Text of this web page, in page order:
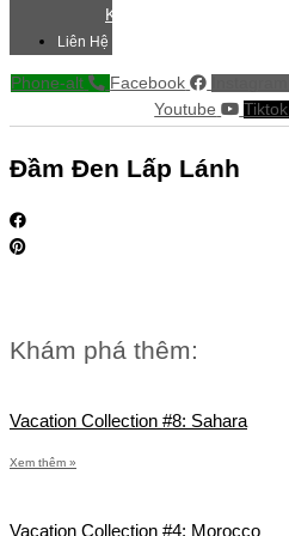
Khác
Liên Hệ
Phone-alt Facebook
Youtube
Tiktok
Đầm Đen Lấp Lánh
Khám phá thêm:
Vacation Collection #8: Sahara
Xem thêm »
Vacation Collection #4: Morocco